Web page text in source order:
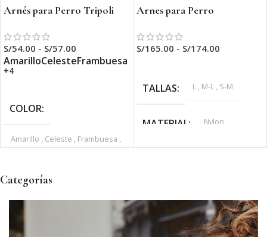
Arnés para Perro Tripoli
S/54.00 - S/57.00
AmarilloCelesteFrambuesa
+4
COLOR
Amarillo , Celeste , Frambuesa ,
Naranja,Negro,Rosa Claro,
MATERIAL
Arnes para Perro
S/165.00 - S/174.00
TALLAS L , M-L , S-M
MATERIAL Nylon
Categorías